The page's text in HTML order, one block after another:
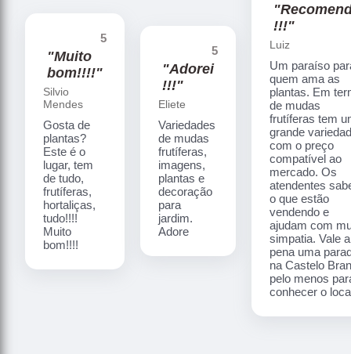
5
"Muito
bom!!!!"
Silvio
Mendes
Gosta de
plantas?
Este é o
lugar, tem
de tudo,
frutíferas,
hortaliças,
tudo!!!!
Muito
bom!!!!
5
"Adorei
!!!"
Eliete
Variedades
de mudas
frutíferas,
imagens,
plantas e
decoração
para
jardim.
Adore
!!!"
Luiz
Um paraíso
quem ama as
plantas. Em
de mudas
frutíferas tem
grande
com o preço
compatível ao
mercado. Os
atendentes
o que estão
vendendo e
ajudam com
simpatia. Vale a
pena uma
na Castelo
pelo menos
conhecer o